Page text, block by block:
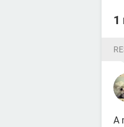
1
A